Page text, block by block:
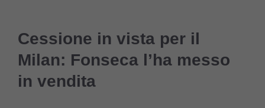
Cessione in vista per il
Milan: Fonseca l’ha messo
in vendita